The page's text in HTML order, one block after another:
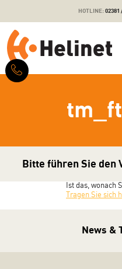
HOTLINE:02381
Bitte führen Sie den
Ist das, wonach
Tragen Sie sich
News &